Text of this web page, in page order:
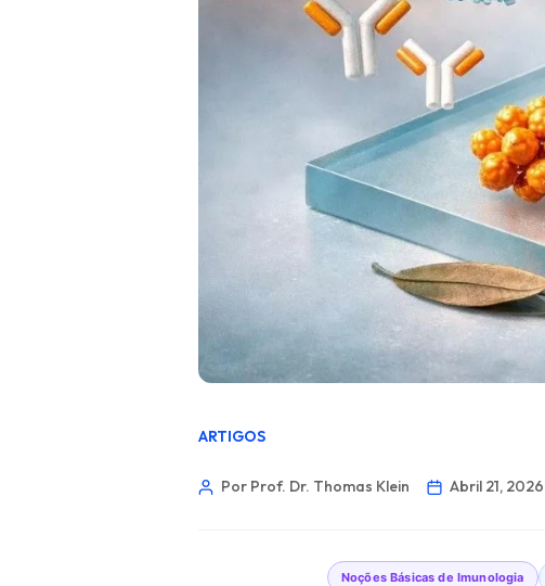
ARTIGOS
Por Prof. Dr. Thomas Klein Abril 21, 2026
Noções Básicas de Imunologia